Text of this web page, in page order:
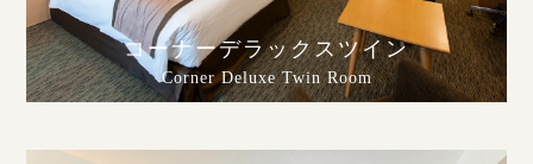
コーナーデラックスツイン
Corner Deluxe Twin Room